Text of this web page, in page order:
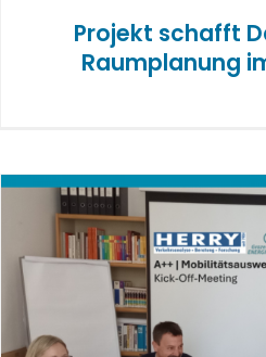
Projekt schafft
Raumplanung